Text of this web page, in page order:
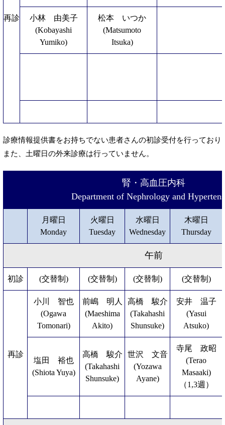
再診
小林 由美子
(Kobayashi
Yumiko)
松本 いつか
(Matsumoto
Itsuka)
診療情報提供書をお持ちでない患者さんの初診受付を行っており
また、土曜日の外来診療は行っていません。
腎・高血圧内科
Department of Nephrology and
月曜日
Monday
火曜日
Tuesday
水曜日
Wednesday
木曜日
Thursday
午前
初診 (交替制) (交替制) (交替制) (交替制)
再診
小川 智也
(Ogawa
Tomonari)
前嶋 明人
(Maeshima
Akito)
高橋 駿介
(Takahashi
Shunsuke)
安井 温子
(Yasui
Atsuko)
塩田 裕也
(Shiota Yuya)
高橋 駿介
(Takahashi
Shunsuke)
世沢 文音
(Yozawa
Ayane)
寺尾 政昭
(Terao
Masaaki)
（1,3週）